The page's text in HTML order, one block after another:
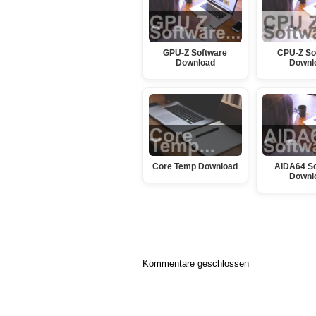
GPU-Z Software
Download
Core Temp Download
CPU-Z
AIDA64
Kommentare geschlossen